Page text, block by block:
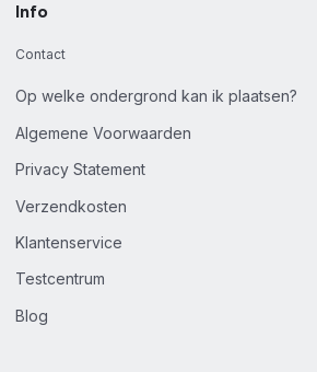
Info
Contact
Op welke ondergrond kan ik plaatsen?
Algemene Voorwaarden
Privacy Statement
Verzendkosten
Klantenservice
Testcentrum
Blog